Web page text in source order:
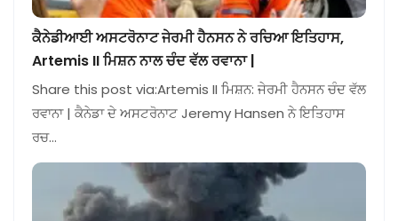
ਕੈਨੇਡੀਆਈ ਅਸਟਰੋਨਾਟ ਜੇਰਮੀ ਹੈਨਸਨ ਨੇ ਰਚਿਆ ਇਤਿਹਾਸ,
Artemis II ਮਿਸ਼ਨ ਨਾਲ ਚੰਦ ਵੱਲ ਰਵਾਨਾ |
Share this post via:Artemis II ਮਿਸ਼ਨ: ਜੇਰਮੀ ਹੈਨਸਨ ਚੰਦ ਵੱਲ
ਰਵਾਨਾ | ਕੈਨੇਡਾ ਦੇ ਅਸਟਰੋਨਾਟ Jeremy Hansen ਨੇ ਇਤਿਹਾਸ
ਰਚ…